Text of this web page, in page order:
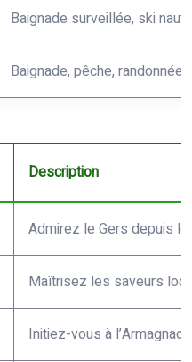
Baignade surveillée, ski
Baignade, pêche, randonnée
Description
Admirez le Gers depuis
Maîtrisez les saveurs
Initiez-vous à l’Armagnac